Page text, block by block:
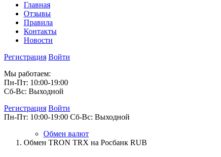
Главная
Отзывы
Правила
Контакты
Новости
Регистрация Войти
Мы работаем:
Пн-Пт: 10:00-19:00
Сб-Вс: Выходной
Регистрация Войти
Пн-Пт: 10:00-19:00 Сб-Вс: Выходной
Обмен валют
Обмен TRON TRX на Росбанк RUB